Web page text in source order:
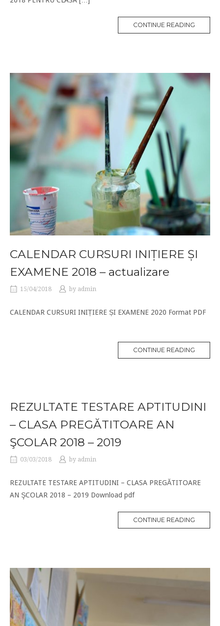
CONTINUE READING
CALENDAR CURSURI INIȚIERE ȘI
EXAMENE 2018 – actualizare
15/04/2018 by admin
CALENDAR CURSURI INIȚIERE ȘI EXAMENE 2020 Format PDF
CONTINUE READING
REZULTATE TESTARE APTITUDINI
– CLASA PREGĂTITOARE AN
ŞCOLAR 2018 – 2019
03/03/2018 by admin
REZULTATE TESTARE APTITUDINI – CLASA PREGĂTITOARE
AN ŞCOLAR 2018 – 2019 Download pdf
CONTINUE READING